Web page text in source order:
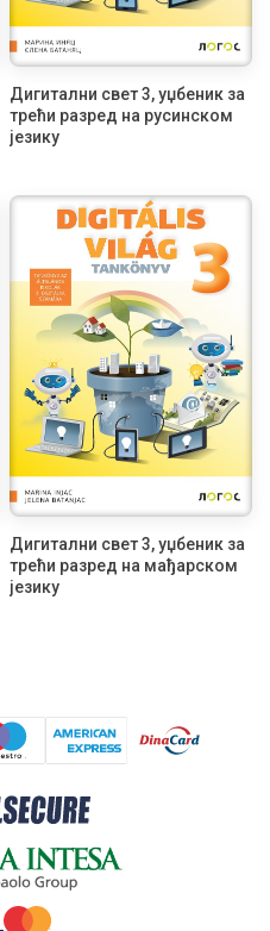
Дигитални свет 3, уџбеник за
трећи разред на русинском
језику
Дигитални свет 3, уџбеник за
трећи разред на мађарском
језику